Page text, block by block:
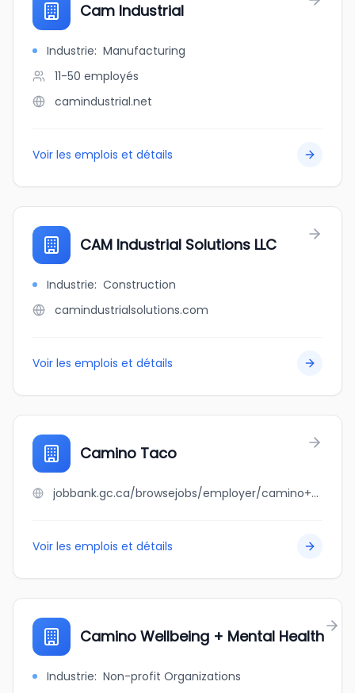
Cam Industrial
Industrie: Manufacturing
11-50 employés
camindustrial.net
Voir les emplois et détails
CAM Industrial Solutions LLC
Industrie: Construction
camindustrialsolutions.com
Voir les emplois et détails
Camino Taco
jobbank.gc.ca/browsejobs/employer/camino+taco/ca
Voir les emplois et détails
Camino Wellbeing + Mental Health
Industrie: Non-profit Organizations